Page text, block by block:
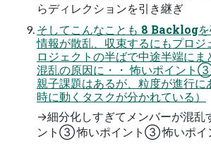
らディレクションを引き継ぎ
そしてこんなことも 8 Backlogを
情報が散乱、収束するにもプロ
ロジェクトの半ばで中途半端にま
混乱の原因に・・ 怖いポイン
親子課題はあるが、粒度が進行に
時に動くタスクが分かれている）
→細分化しすぎてメンバーが混乱
ント③ 怖いポイント③ 怖いポ